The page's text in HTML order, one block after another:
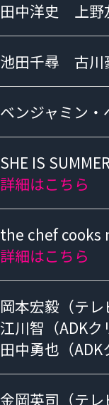
田中洋史 上野
池田千尋 古川
ベンジャミン・
SHE IS
詳細はこちら
the chef cooks
詳細はこちら
岡本宏毅（テ
江川智（ADK
田中勇也（ADK
金岡英司（テレ